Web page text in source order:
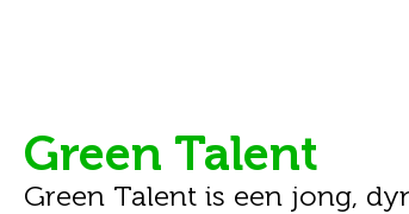
Green Talent
Green Talent is een jong,